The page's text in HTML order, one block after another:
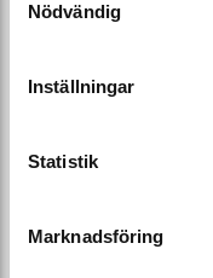
Nödvändig
Inställningar
Statistik
Marknadsföring
PK